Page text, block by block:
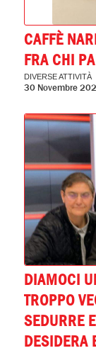
CAFFÈ
FRA CHI
DIVERSE ATTIVITÀ
30 Novembre
DIAMOCI
TROPPO
SEDURRE
DESIDERA